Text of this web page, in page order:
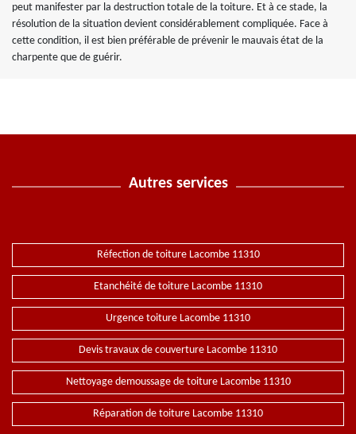
peut manifester par la destruction totale de la toiture. Et à ce stade, la
résolution de la situation devient considérablement compliquée. Face à
cette condition, il est bien préférable de prévenir le mauvais état de la
charpente que de guérir.
Autres services
Réfection de toiture Lacombe 11310
Etanchéité de toiture Lacombe 11310
Urgence toiture Lacombe 11310
Devis travaux de couverture Lacombe 11310
Nettoyage demoussage de toiture Lacombe 11310
Réparation de toiture Lacombe 11310